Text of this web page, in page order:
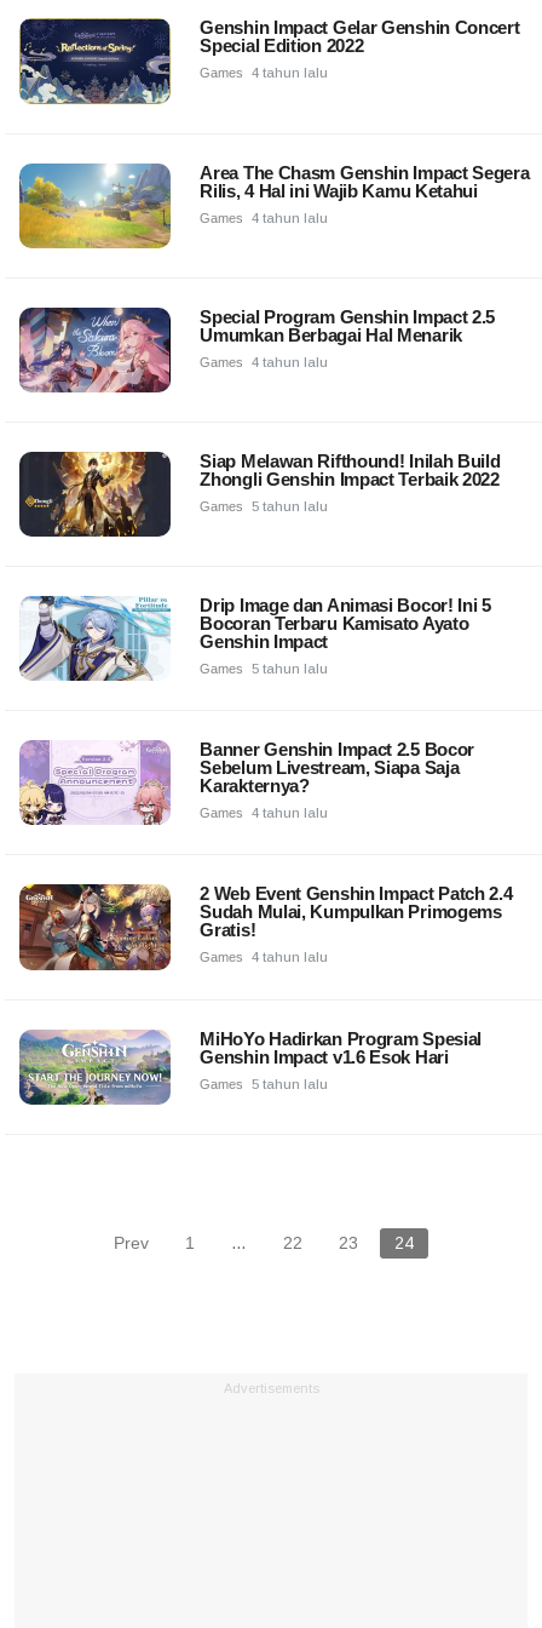
Genshin Impact Gelar Genshin Concert
Special Edition 2022
Games 4 tahun lalu
Area The Chasm Genshin Impact Segera
Rilis, 4 Hal ini Wajib Kamu Ketahui
Games 4 tahun lalu
Special Program Genshin Impact 2.5
Umumkan Berbagai Hal Menarik
Games 4 tahun lalu
Siap Melawan Rifthound! Inilah Build
Zhongli Genshin Impact Terbaik 2022
Games 5 tahun lalu
Drip Image dan Animasi Bocor! Ini 5
Bocoran Terbaru Kamisato Ayato
Genshin Impact
Games 5 tahun lalu
Banner Genshin Impact 2.5 Bocor
Sebelum Livestream, Siapa Saja
Karakternya?
Games 4 tahun lalu
2 Web Event Genshin Impact Patch 2.4
Sudah Mulai, Kumpulkan Primogems
Gratis!
Games 4 tahun lalu
MiHoYo Hadirkan Program Spesial
Genshin Impact v1.6 Esok Hari
Games 5 tahun lalu
Prev 1 … 22 23 24
Advertisements